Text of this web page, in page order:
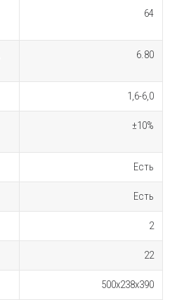
64
6.80
1,6-6,0
±10%
Есть
Есть
2
22
500x238x390